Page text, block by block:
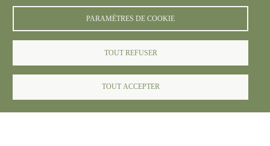
PARAMÈTRES DE COOKIE
TOUT REFUSER
TOUT ACCEPTER
© FREDON 2024 -Mentions légales